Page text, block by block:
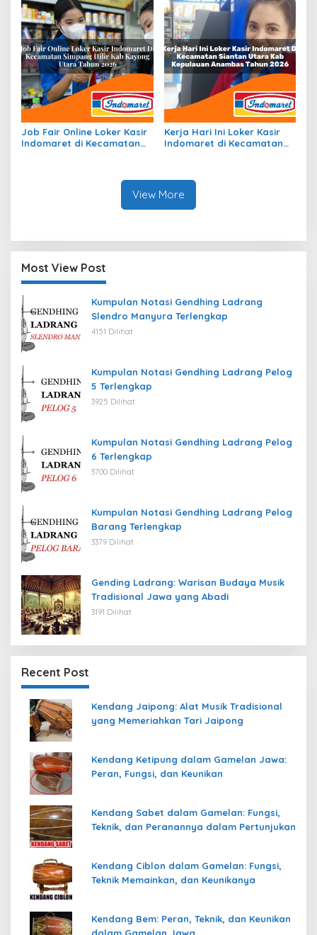
Job Fair Online Loker Kasir
Indomaret di Kecamatan
Kerja Hari Ini Loker Kasir
Indomaret di Kecamatan
View More
Most View Post
Kumpulan Notasi Gendhing Ladrang
Slendro Manyura Terlengkap
4151 Dilihat
Kumpulan Notasi Gendhing Ladrang Pelog
5 Terlengkap
3925 Dilihat
Kumpulan Notasi Gendhing Ladrang Pelog
6 Terlengkap
3700 Dilihat
Kumpulan Notasi Gendhing Ladrang Pelog
Barang Terlengkap
3379 Dilihat
Gending Ladrang: Warisan Budaya Musik
Tradisional Jawa yang Abadi
3191 Dilihat
Recent Post
Kendang Jaipong: Alat Musik Tradisional
yang Memeriahkan Tari Jaipong
Kendang Ketipung dalam Gamelan Jawa:
Peran, Fungsi, dan Keunikan
Kendang Sabet dalam Gamelan: Fungsi,
Teknik, dan Peranannya dalam Pertunjukan
Kendang Ciblon dalam Gamelan: Fungsi,
Teknik Memainkan, dan Keunikanya
Kendang Bem: Peran, Teknik, dan Keunikan
dalam Gamelan Jawa